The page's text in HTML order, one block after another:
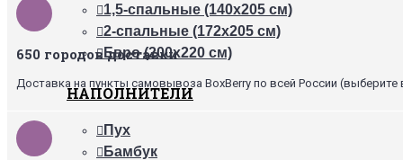
1,5-спальные (140х205 см)
2-спальные (172х205 см)
Евро (200х220 см)
НАПОЛНИТЕЛИ
Пух
Бамбук
650 городов доставки
Доставка на пункты самовывоза BoxBerry по всей России (выберите